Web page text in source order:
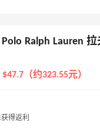
Ralph Lauren
（约323.55元）
得返利